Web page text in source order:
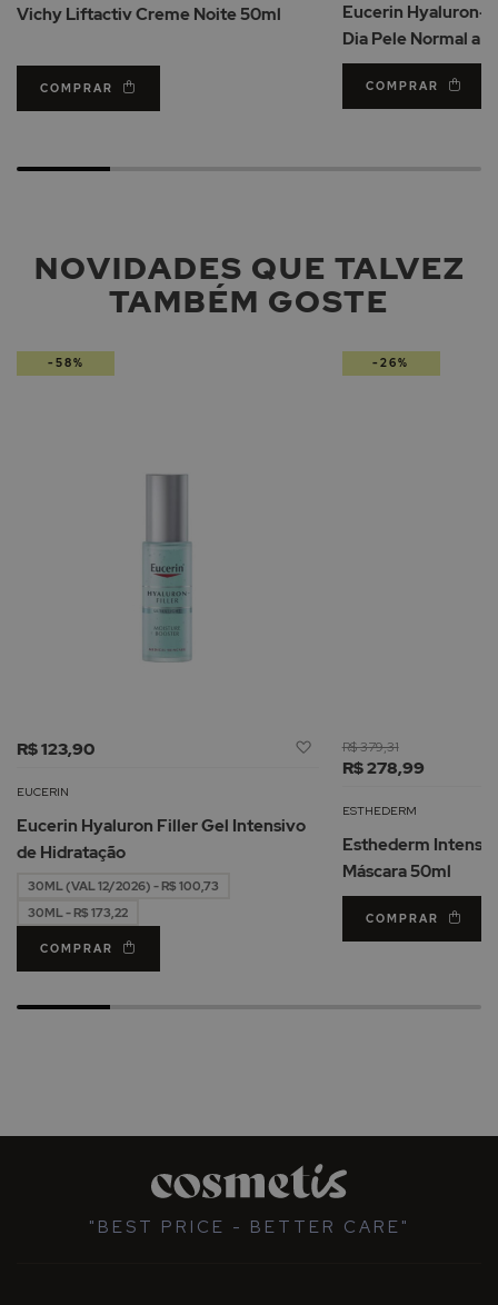
Desejos
Vichy Liftactiv Creme Noite 50ml
COMPRAR
Eucerin Hyaluron-
Dia Pele Normal a
COMPRAR
NOVIDADES QUE TALVEZ
TAMBÉM GOSTE
R$ 123,90
Adicionar
Desejos
EUCERIN
Eucerin Hyaluron Filler Gel Intensivo
de Hidratação
30ML (VAL 12/2026) - R$ 100,73
30ML - R$ 173,22
COMPRAR
-58%
R$ 278,99
R$ 379,31
ESTHEDERM
Esthederm
Máscara 50ml
COMPRAR
-26%
"BEST PRICE - BETTER CARE"